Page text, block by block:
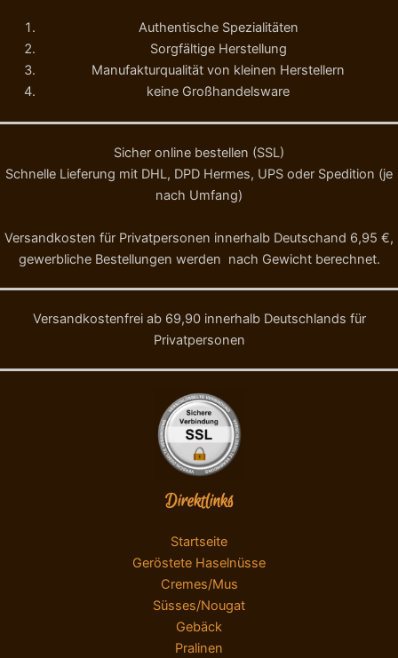
Authentische Spezialitäten
Sorgfältige Herstellung
Manufakturqualität von kleinen Herstellern
keine Großhandelsware
Sicher online bestellen (SSL)
Schnelle Lieferung mit DHL, DPD Hermes, UPS oder Spedition (je
nach Umfang)
Versandkosten für Privatpersonen innerhalb Deutschand 6,95 €,
gewerbliche Bestellungen werden nach Gewicht berechnet.
Versandkostenfrei ab 69,90 innerhalb Deutschlands für
Privatpersonen
Direktlinks
Startseite
Geröstete Haselnüsse
Cremes/Mus
Süsses/Nougat
Gebäck
Pralinen